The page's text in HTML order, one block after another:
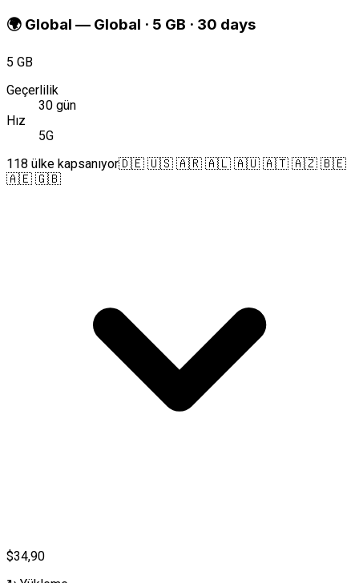
🌍 Global — Global · 5 GB · 30 days
5 GB
Geçerlilik
30 gün
Hız
5G
118 ülke kapsanıyor🇩🇪 🇺🇸 🇦🇷 🇦🇱 🇦🇺 🇦🇹 🇦🇿 🇧🇪
🇦🇪 🇬🇧
$34,90